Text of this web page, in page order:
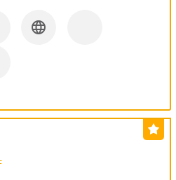
